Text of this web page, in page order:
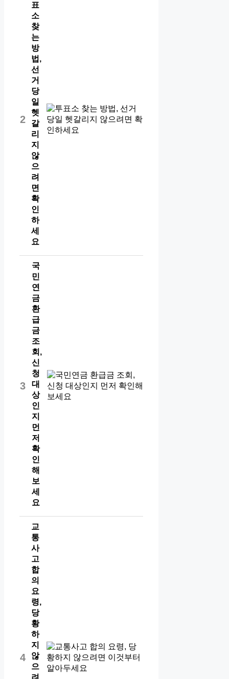
2
표
소
찾
는
방
법,
선
거
당
일
헷
갈
리
지
않
으
려
면
확
인
하
세
요
3
국
민
연
금
환
급
금
조
회,
신
청
대
상
인
지
먼
저
확
인
해
보
세
요
4
교
통
사
고
합
의
요
령,
당
황
하
지
않
으